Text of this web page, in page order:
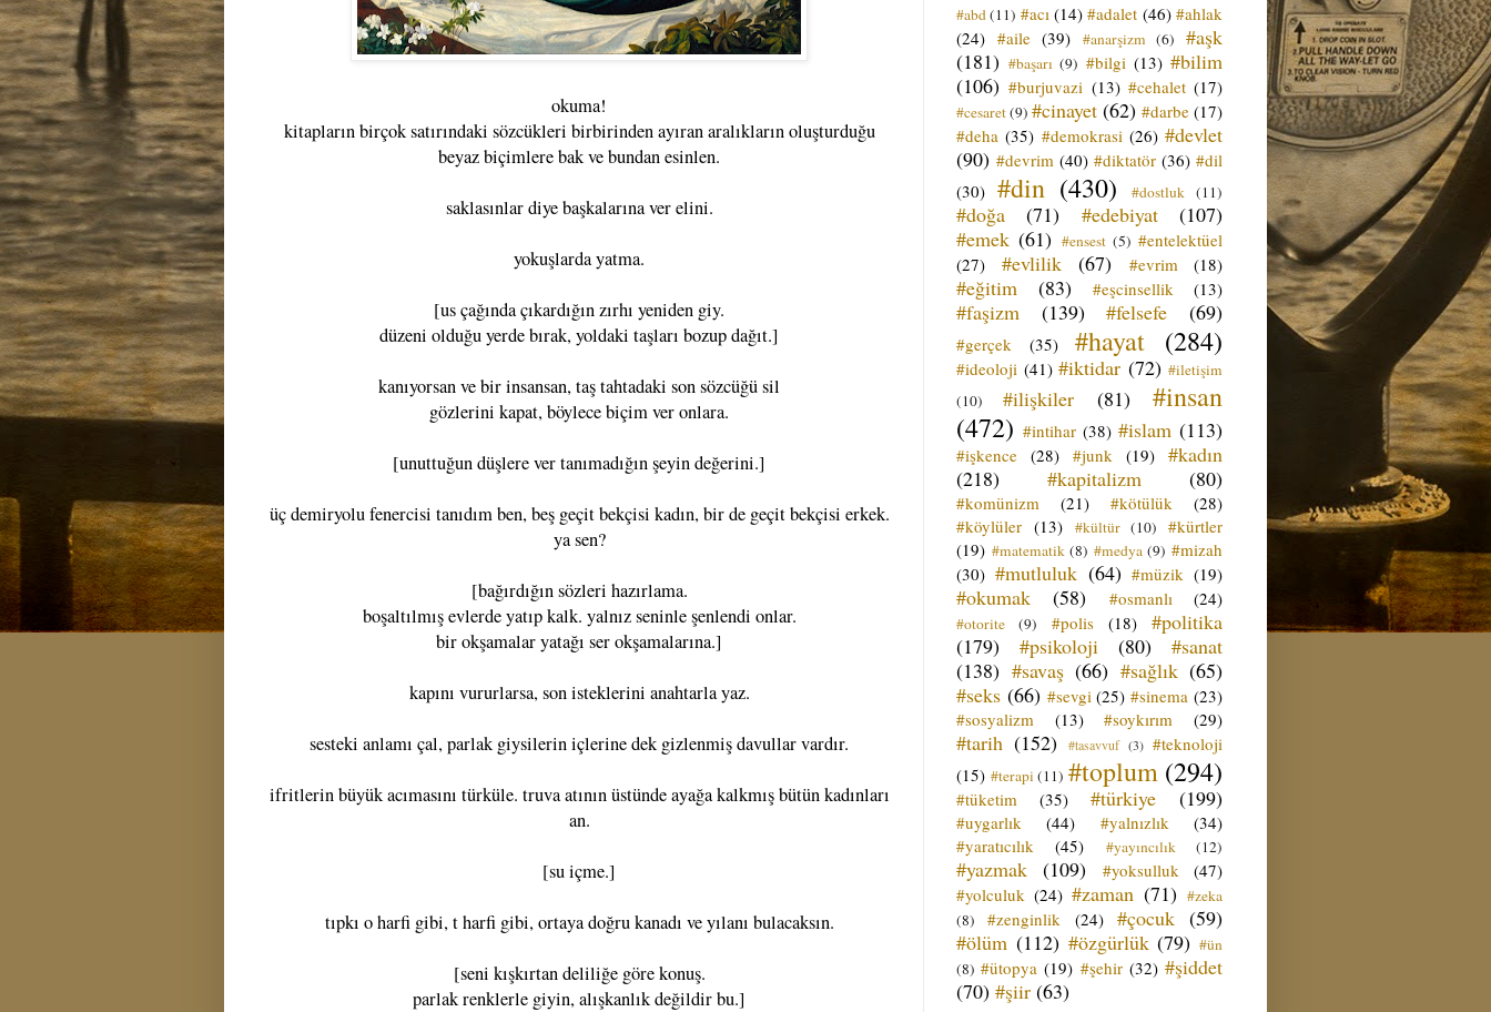
okuma!
kitapların birçok satırındaki sözcükleri birbirinden ayıran aralıkların oluşturduğu
beyaz biçimlere bak ve bundan esinlen.
saklasınlar diye başkalarına ver elini.
yokuşlarda yatma.
[us çağında çıkardığın zırhı yeniden giy.
düzeni olduğu yerde bırak, yoldaki taşları bozup dağıt.]
kanıyorsan ve bir insansan, taş tahtadaki son sözcüğü sil
gözlerini kapat, böylece biçim ver onlara.
[unuttuğun düşlere ver tanımadığın şeyin değerini.]
üç demiryolu fenercisi tanıdım ben, beş geçit bekçisi kadın, bir de geçit bekçisi erkek.
ya sen?
[bağırdığın sözleri hazırlama.
boşaltılmış evlerde yatıp kalk. yalnız seninle şenlendi onlar.
bir okşamalar yatağı ser okşamalarına.]
kapını vururlarsa, son isteklerini anahtarla yaz.
sesteki anlamı çal, parlak giysilerin içlerine dek gizlenmiş davullar vardır.
ifritlerin büyük acımasını türküle. truva atının üstünde ayağa kalkmış bütün kadınları
an.
[su içme.]
tıpkı o harfi gibi, t harfi gibi, ortaya doğru kanadı ve yılanı bulacaksın.
[seni kışkırtan deliliğe göre konuş.
parlak renklerle giyin, alışkanlık değildir bu.]
#abd (11) #acı (14) #adalet (46) #ahlak
(24) #aile (39) #anarşizm (6)
#aşk
(181) #başarı (9) #bilgi (13) #bilim
(106) #burjuvazi (13) #cehalet (17)
#cesaret(9) #cinayet (62) #darbe (17)
#deha (35) #demokrasi (26) #devlet
(90) #devrim (40) #diktatör (36) #dil
(30) #din (430) #dostluk (11)
#doğa (71) #edebiyat
(107)
#emek (61) #ensest (5) #entelektüel
(27)
#evlilik (67) #evrim (18)
#eğitim (83) #eşcinsellik (13)
#faşizm (139) #felsefe (69)
#gerçek (35) #hayat (284)
#ideoloji (41) #iktidar (72) #iletişim
(10)
#ilişkiler (81)
#insan
(472) #intihar (38) #islam (113)
#işkence (28) #junk (19) #kadın
(218)
#kapitalizm (80)
#komünizm (21) #kötülük
(28)
#köylüler (13) #kültür (10)
#kürtler
(19) #matematik (8) #medya (9) #mizah
(30) #mutluluk (64) #müzik (19)
#okumak (58) #osmanlı (24)
#otorite (9) #polis (18)
#politika
(179)
#psikoloji (80)
#sanat
(138) #savaş (66) #sağlık (65)
#seks (66) #sevgi (25) #sinema (23)
#sosyalizm
(13) #soykırım (29)
#tarih (152) #tasavvuf (3) #teknoloji
(15) #terapi (11) #toplum (294)
#tüketim (35) #türkiye (199)
#uygarlık (44) #yalnızlık
(34)
#yaratıcılık
(45) #yayıncılık (12)
#yazmak (109) #yoksulluk
(47)
#yolculuk (24) #zaman (71) #zeka
(8)
#zenginlik (24) #çocuk (59)
#ölüm (112) #özgürlük (79) #ün
(8) #ütopya (19) #şehir (32) #şiddet
(70) #şiir (63)